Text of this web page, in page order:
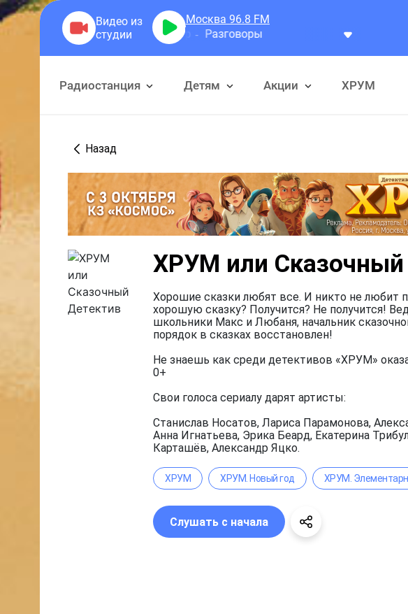
Москва 96.8 FM
Герра Александр
Разговоры
Радиостанция Детям Акции ХРУМ
Назад
ХРУМ или Сказочный
Хорошие сказки любят все. И никто не любит
хорошую сказку? Получится? Не получится!
школьники Макс и Любаня, начальник
порядок в сказках восстановлен!
Не знаешь как среди детективов «ХРУМ»
0+
Свои голоса сериалу дарят артисты:
Станислав Носатов, Лариса Парамонова,
Анна Игнатьева, Эрика Беард, Екатерина
Карташёв, Александр Яцко.
ХРУМ ХРУМ. Новый год ХРУМ.
Слушать с начала